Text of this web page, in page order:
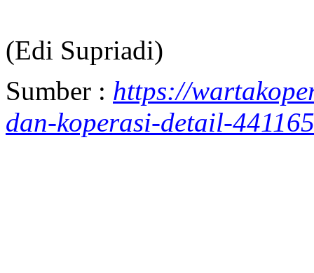
(Edi Supriadi)
Sumber : https://
dan-koperasi-detail-441165